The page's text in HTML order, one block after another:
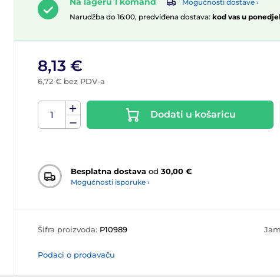
Mogućnosti dostave ›
Narudžba do 16:00, predviđena dostava: kod vas u
8,13 €
6,72 € bez PDV-a
Dodati u košaricu
Besplatna dostava od 30,00 €
Mogućnosti isporuke ›
Šifra proizvoda: P10989
Podaci o prodavaču